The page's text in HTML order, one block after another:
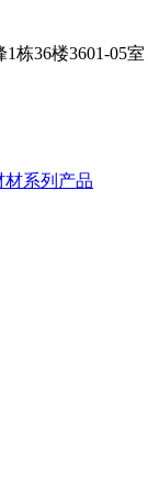
栋36楼3601-05室
材系列产品